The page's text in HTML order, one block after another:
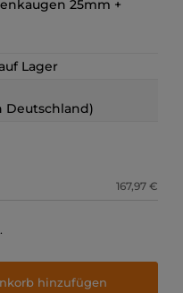
25mm +
Lager
Deutschland)
167,97 €
hinzufügen